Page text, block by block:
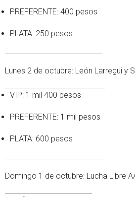
PREFERENTE: 400 pesos
PLATA: 250 pesos
Lunes 2 de octubre: León Larregui y
VIP: 1 mil 400 pesos
PREFERENTE: 1 mil pesos
PLATA: 600 pesos
Domingo 1 de octubre: Lucha Libre